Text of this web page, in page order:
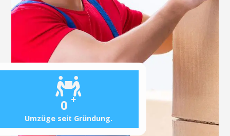
0 +
Umzüge seit Gründung.